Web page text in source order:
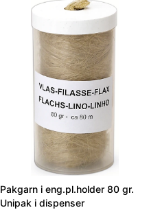
Pakgarn i eng.pl.holder 80 gr.
Unipak i dispenser